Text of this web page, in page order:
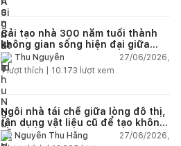
Cải tạo nhà 300 năm tuổi thành
không gian sống hiện đại giữa
thiên nhiên
Thu Nguyễn
27/06/2026,
1lượt thích | 10.173 lượt xem
Ngôi nhà tái chế giữa lòng đô thị,
tận dụng vật liệu cũ để tạo không
gian sống linh hoạt
Nguyễn Thu Hằng
27/06/2026,